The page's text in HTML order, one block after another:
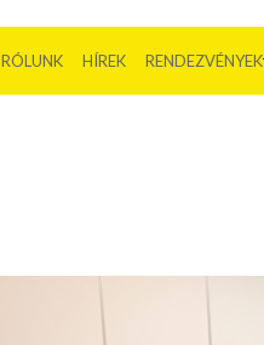
RÓLUNK HÍREK RENDEZVÉNYEK